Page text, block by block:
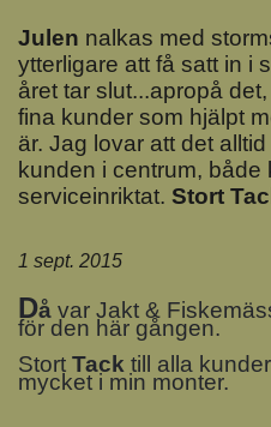
Julen nalkas med
ytterligare att få satt in i
året tar slut...apropå
fina kunder som hjälpt
är. Jag lovar att det
kunden i centrum,
serviceinriktat. Stort
1 sept. 2015
Då var Jakt &
för den här gången.
Stort Tack till alla
mycket i min monter.